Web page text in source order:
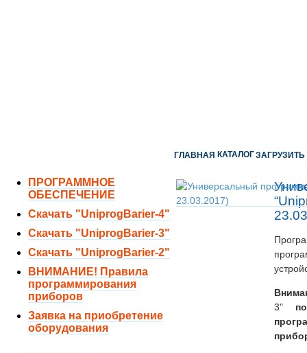
ПРОГРАММНОЕ
ОБЕСПЕЧЕНИЕ
Скачать "UniprogBarier-4"
Скачать "UniprogBarier-3"
Скачать "UniprogBarier-2"
ВНИМАНИЕ! Правила
программирования
приборов
Заявка на приобретение
оборудования
ГЛАВНАЯ КАТАЛОГЗАГРУЗИТЬ
3"